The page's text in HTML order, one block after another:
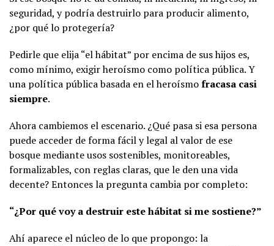
seguridad, y podría destruirlo para producir alimento,
¿por qué lo protegería?
Pedirle que elija “el hábitat” por encima de sus hijos es,
como mínimo, exigir heroísmo como política pública. Y
una política pública basada en el heroísmofracasa casi
siempre.
Ahora cambiemos el escenario. ¿Qué pasa si esa persona
puede acceder de forma fácil y legal al valor de ese
bosque mediante usos sostenibles, monitoreables,
formalizables, con reglas claras, que le den una vida
decente? Entonces la pregunta cambia por completo:
“¿Por qué voy a destruir este hábitat si me sostiene?”
Ahí aparece el núcleo de lo que propongo: la